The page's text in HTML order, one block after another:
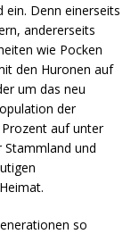
ein. Denn einerseits
andererseits
wie Pocken
den Huronen auf
um das neu
der
auf unter
und
so